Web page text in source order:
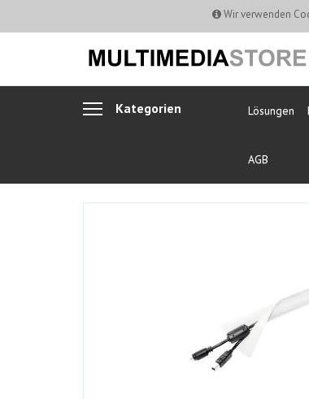
Wir verwenden
Kategorien Lösungen
AGB